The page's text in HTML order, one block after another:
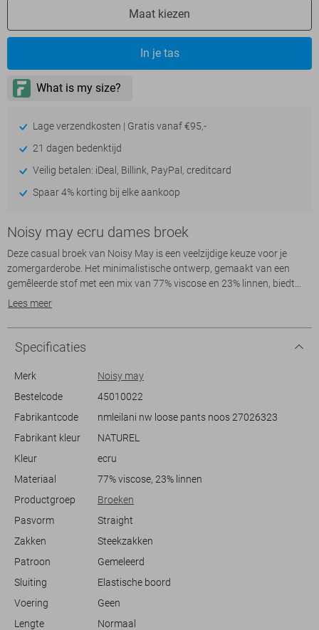
Maat kiezen
In je tas
Lage verzendkosten | Gratis vanaf €95,-
21 dagen bedenktijd
Veilig betalen: iDeal, Billink, PayPal, creditcard
Spaar 4% korting bij elke aankoop
Noisy may ecru dames broek
Deze casual broek van Noisy May is een veelzijdige keuze voor je
zomergarderobe. Het minimalistische ontwerp, gemaakt van een
gemêleerde stof met een mix van 77% viscose en 23% linnen, biedt
een luchtige en comfortabele draagervaring. Met een straight fit en
verschillende stijlen. De ontspannen uitstraling wordt versterkt door
de elastische boord met trekkoordsluiting, waardoor je een
persoonlijke pasvorm kunt creëren.
Dankzij de naturel tint past hij moeiteloos bij zowel effen als kleurrijke
tops. Ideaal voor dagelijkse uitstapjes, een ontspannen middag in het
park of een casual avond met vrienden. De regular waist en het lichte,
terwijl het gemêleerde patroon een subtiele, modieuze twist geeft aan
je alledaagse look.
Lees meer
Specificaties
Merk
Noisy may
Bestelcode
45010022
Fabrikantcode
nmleilani nw loose pants noos 27026323
Fabrikant kleur
NATUREL
Kleur
ecru
Materiaal
77% viscose, 23% linnen
Productgroep
Broeken
Pasvorm
Straight
Zakken
Steekzakken
Patroon
Gemeleerd
Sluiting
Elastische boord
Voering
Geen
Lengte
Normaal